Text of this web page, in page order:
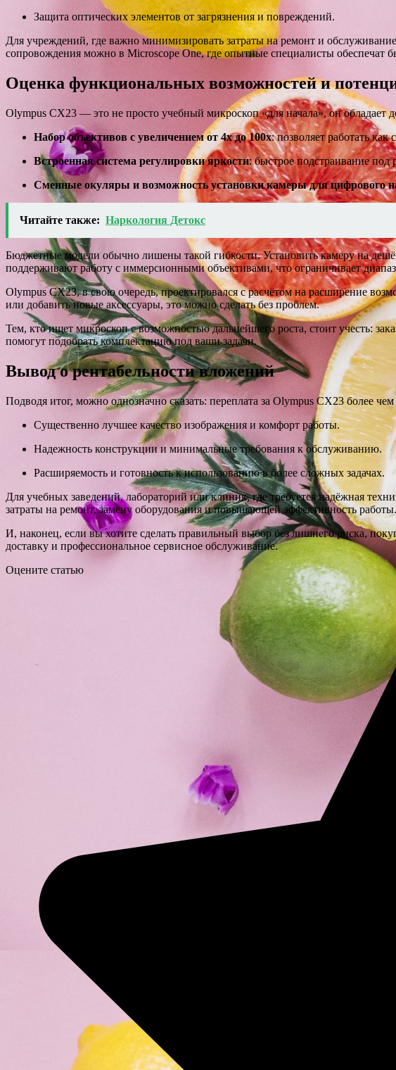
Защита оптических элементов от загрязнения и повреждений.
Для учреждений, где важно минимизировать затраты на ремонт и
сопровождения можно в Microscope One, где опытные специалисты обеспечат
Оценка функциональных возможностей и
Olympus CX23 — это не просто учебный микроскоп «для начала», он обладает
Набор объективов с увеличением от 4x до 100x: позволяет работать
Встроенная система регулировки яркости: быстрое подстраивание
Сменные окуляры и возможность установки камеры для цифрового
Читайте также: Наркология Детокс
Бюджетные модели обычно лишены такой гибкости. Установить камеру на
поддерживают работу с иммерсионными объективами, что ограничивает
Olympus CX23, в свою очередь, проектировался с расчётом на расширение
или добавить новые аксессуары, это можно сделать без проблем.
Тем, кто ищет микроскоп с возможностью дальнейшего роста, стоит учесть:
помогут подобрать комплектацию под ваши задачи.
Вывод о рентабельности вложений
Подводя итог, можно однозначно сказать: переплата за Olympus CX23 более
Существенно лучшее качество изображения и комфорт работы.
Надежность конструкции и минимальные требования к обслуживанию.
Расширяемость и готовность к использованию в более сложных задачах.
Для учебных заведений, лабораторий или клиник, где требуется надёжная
затраты на ремонт, замену оборудования и повышающей эффективность работы.
И, наконец, если вы хотите сделать правильный выбор без лишнего риска,
доставку и профессиональное сервисное обслуживание.
Оцените статью